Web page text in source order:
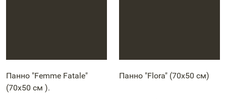
Панно "Femme Fatale"
(70х50 см ).
Панно "Flora" (70х50 см)